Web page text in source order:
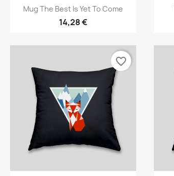
Aperçu rapide
Mug The Best Is Yet To Come
14,28 €
favorite_border